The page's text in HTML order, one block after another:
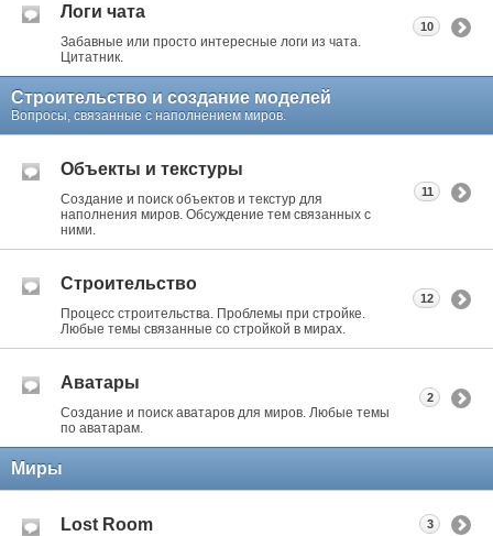
Логи чата
Забавные или просто интересные логи из чата.
Цитатник.
10
Строительство и создание моделей
Вопросы, связанные с наполнением миров.
Объекты и текстуры
Создание и поиск объектов и текстур для
наполнения миров. Обсуждение тем связанных с
ними.
11
Строительство
Процесс строительства. Проблемы при стройке.
Любые темы связанные со стройкой в мирах.
12
Аватары
Создание и поиск аватаров для миров. Любые темы
по аватарам.
2
Миры
Lost Room 3